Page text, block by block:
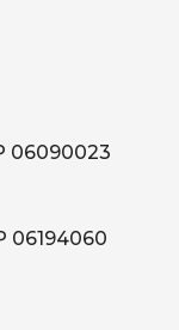
06090023
06194060